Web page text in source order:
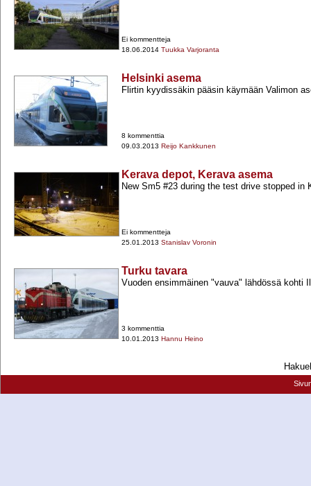
Ei kommentteja
18.06.2014 Tuukka Varjoranta
Helsinki asema
Flirtin kyydissäkin pääsin käymään Valimon
8 kommenttia
09.03.2013 Reijo Kankkunen
Kerava depot, Kerava asema
New Sm5 #23 during the test drive stopped in
Ei kommentteja
25.01.2013 Stanislav Voronin
Turku tavara
Vuoden ensimmäinen "vauva" lähdössä kohti
3 kommenttia
10.01.2013 Hannu Heino